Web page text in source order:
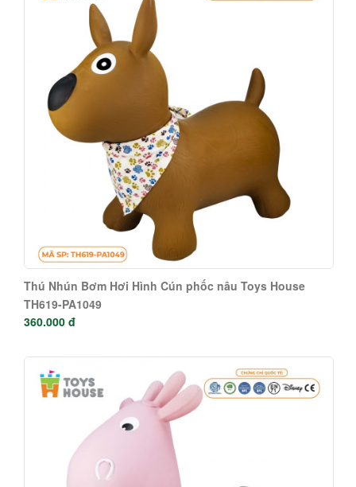
Thú Nhún Bơm Hơi Hình Cún phốc nâu Toys House
TH619-PA1049
360.000 đ